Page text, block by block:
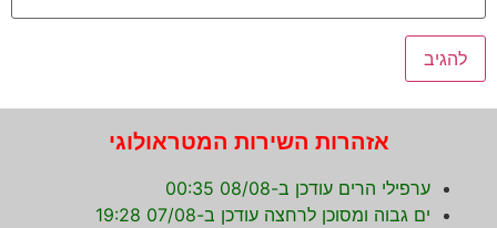
אזהרות השירות המטראולוגי
ערפילי הרים עודכן ב-08/08 00:35
ים גבוה ומסוכן לרחצה עודכן ב-07/08 19:28